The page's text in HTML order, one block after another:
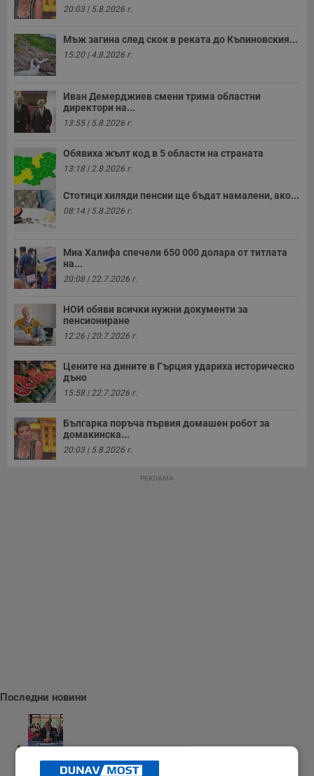
20:03 | 5.8.2026 г.
Мъж загина след скок в реката до Къпиновския...
15:20 | 4.8.2026 г.
Иван Демерджиев смени трима областни
директори на...
13:55 | 5.8.2026 г.
Обявиха жълт код в 5 области на страната
13:18 | 2.8.2026 г.
Стотици хиляди пенсии ще бъдат намалени, ако...
08:14 | 5.8.2026 г.
Миа Халифа спечели 650 000 долара от титлата
на...
20:08 | 22.7.2026 г.
НОИ обяви всички нужни документи за
пенсиониране
12:26 | 20.7.2026 г.
Цените на дините в Гърция удариха историческо
дъно
15:58 | 22.7.2026 г.
Българка поръча първия домашен робот за
домакинска...
20:03 | 5.8.2026 г.
РЕКЛАМА
Последни новини
Бойко Борисов: Трябва да развиваме военната си индустрия